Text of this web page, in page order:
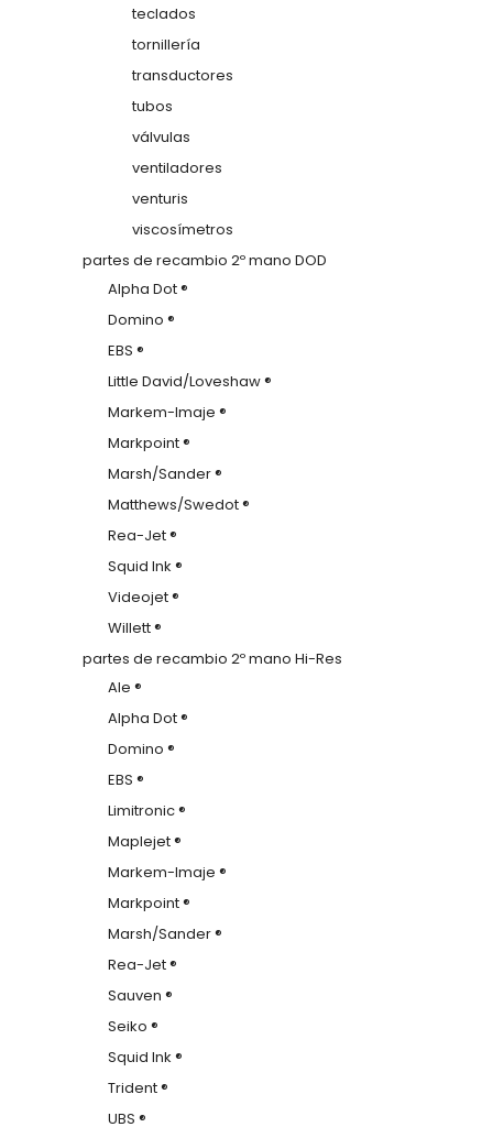
teclados
tornillería
transductores
tubos
válvulas
ventiladores
venturis
viscosímetros
partes de recambio 2º mano DOD
Alpha Dot ®
Domino ®
EBS ®
Little David/Loveshaw ®
Markem-Imaje ®
Markpoint ®
Marsh/Sander ®
Matthews/Swedot ®
Rea-Jet ®
Squid Ink ®
Videojet ®
Willett ®
partes de recambio 2º mano Hi-Res
Ale ®
Alpha Dot ®
Domino ®
EBS ®
Limitronic ®
Maplejet ®
Markem-Imaje ®
Markpoint ®
Marsh/Sander ®
Rea-Jet ®
Sauven ®
Seiko ®
Squid Ink ®
Trident ®
UBS ®